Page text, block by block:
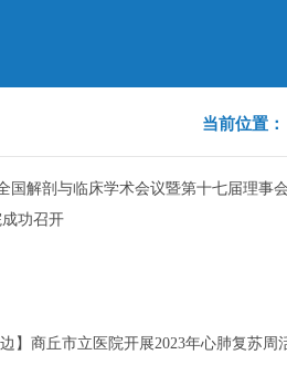
当前位置：
国解剖与临床学术会议暨第十七届理事
功召开
】商丘市立医院开展2023年心肺复苏周